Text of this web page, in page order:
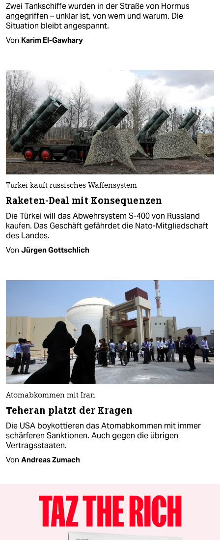
Zwei Tankschiffe wurden in der Straße von Hormus
angegriffen – unklar ist, von wem und warum. Die
Situation bleibt angespannt.
Von Karim El-Gawhary
Türkei kauft russisches Waffensystem
Raketen-Deal mit Konsequenzen
Die Türkei will das Abwehrsystem S-400 von Russland
kaufen. Das Geschäft gefährdet die Nato-Mitgliedschaft
des Landes.
Von Jürgen Gottschlich
Atomabkommen mit Iran
Teheran platzt der Kragen
Die USA boykottieren das Atomabkommen mit immer
schärferen Sanktionen. Auch gegen die übrigen
Vertragsstaaten.
Von Andreas Zumach